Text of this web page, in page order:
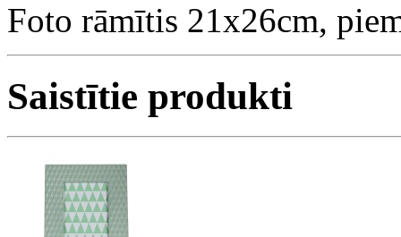
Foto rāmītis 21x26cm,
Saistītie produkti